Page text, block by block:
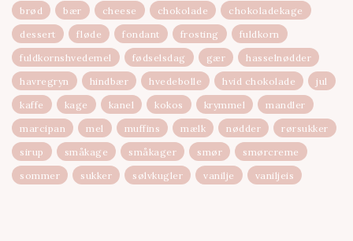
brød
bær cheese chokolade
chokoladekage
dessert
fløde fondant frosting
fuldkorn
fuldkornshvedemel
fødselsdag gær
hasselnødder
havregryn
hindbær hvedebolle hvid chokolade
jul
kaffe
kage kanel kokos krymmel
mandler
marcipan
mel muffins mælk nødder
rørsukker
sirup
småkage småkager smør
smørcreme
sommer
sukker sølvkugler vanilje vaniljeis